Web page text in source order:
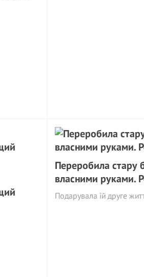
Переробила стару
власними руками.
Подарувала їй друге